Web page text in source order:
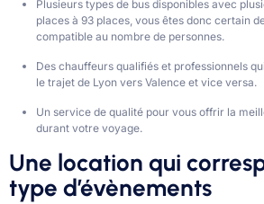
Plusieurs types de bus disponibles avec
places à 93 places, vous êtes donc certain
compatible au nombre de personnes.
Des chauffeurs qualifiés et professionnels
le trajet de Lyon vers Valence et vice versa.
Un service de qualité pour vous offrir la
durant votre voyage.
Une location qui
type d’évènements